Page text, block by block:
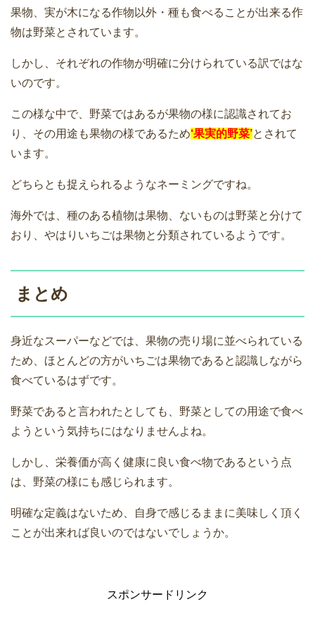
果物、実が木になる作物以外・種も食べることが出来る作
物は野菜とされています。
しかし、それぞれの作物が明確に分けられている訳ではな
いのです。
この様な中で、野菜ではあるが果物の様に認識されてお
り、その用途も果物の様であるため‘果実的野菜’とされて
います。
どちらとも捉えられるようなネーミングですね。
海外では、種のある植物は果物、ないものは野菜と分けて
おり、やはりいちごは果物と分類されているようです。
まとめ
身近なスーパーなどでは、果物の売り場に並べられている
ため、ほとんどの方がいちごは果物であると認識しながら
食べているはずです。
野菜であると言われたとしても、野菜としての用途で食べ
ようという気持ちにはなりませんよね。
しかし、栄養価が高く健康に良い食べ物であるという点
は、野菜の様にも感じられます。
明確な定義はないため、自身で感じるままに美味しく頂く
ことが出来れば良いのではないでしょうか。
スポンサードリンク